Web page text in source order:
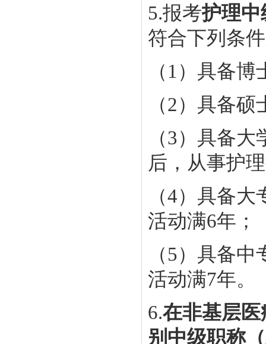
5.报考护理中
符合下列条
（1）具备
（2）具备
（3）具备
后，从事护
（4）具备
活动满6年；
（5）具备
活动满7年。
6.在非基层
别中级职称